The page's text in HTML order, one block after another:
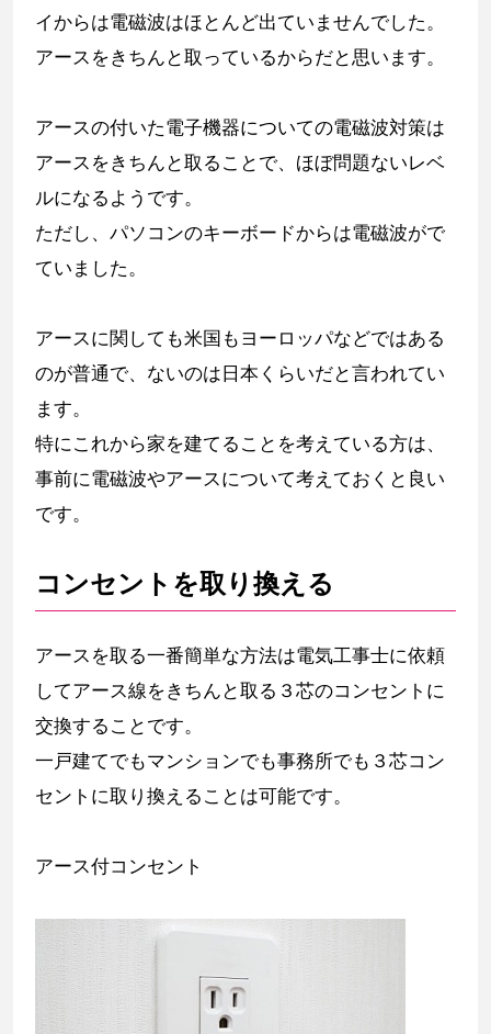
イからは電磁波はほとんど出ていませんでした。
アースをきちんと取っているからだと思います。
アースの付いた電子機器についての電磁波対策は
アースをきちんと取ることで、ほぼ問題ないレベ
ルになるようです。
ただし、パソコンのキーボードからは電磁波がで
ていました。
アースに関しても米国もヨーロッパなどではある
のが普通で、ないのは日本くらいだと言われてい
ます。
特にこれから家を建てることを考えている方は、
事前に電磁波やアースについて考えておくと良い
です。
コンセントを取り換える
アースを取る一番簡単な方法は電気工事士に依頼
してアース線をきちんと取る３芯のコンセントに
交換することです。
一戸建てでもマンションでも事務所でも３芯コン
セントに取り換えることは可能です。
アース付コンセント